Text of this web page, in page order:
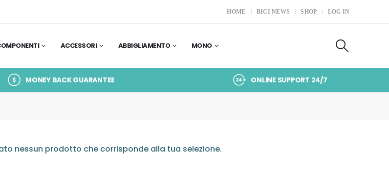
HOME BICI NEWS SHOP LOG IN
ACCESSORI ABBIGLIAMENTO MONO
MONEY BACK GUARANTEE ONLINE SUPPORT 24/7
nessun prodotto che corrisponde alla tua selezione.